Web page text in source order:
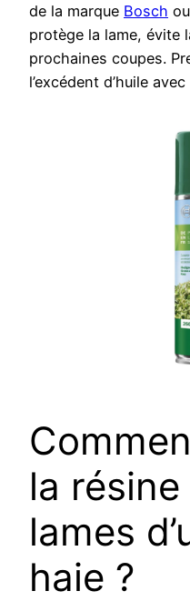
de la marque Bosch ou
protège la lame, évite
prochaines coupes.
l’excédent d’huile
la
lames
haie ?